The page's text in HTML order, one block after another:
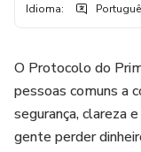
Idioma:
O Protocolo do
pessoas comuns a
segurança, clareza
gente perder